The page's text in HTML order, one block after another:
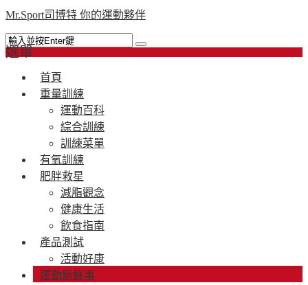
Mr.Sport司博特 你的運動夥伴
選單
首頁
重量訓練
運動百科
綜合訓練
訓練菜單
有氧訓練
肥胖救星
減脂觀念
健康生活
飲食指南
產品測試
活動好康
運動新鮮事